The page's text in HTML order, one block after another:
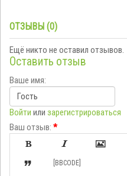
ОТЗЫВЫ (0)
Ещё никто не оставил отзывов.
Оставить отзыв
Ваше имя:
Войти или зарегистрироваться
Ваш отзыв: *

 
 [BBCODE]